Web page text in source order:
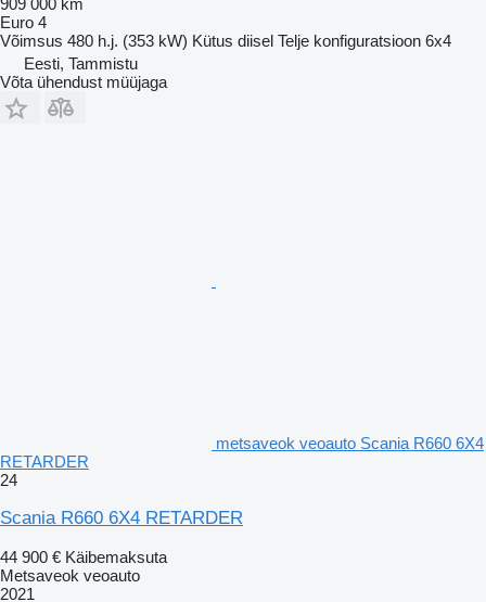
Euro 4
Võimsus 480 h.j. (353 kW) Kütus diisel Telje konfiguratsioon 6x4
Eesti, Tammistu
Võta ühendust müüjaga
metsaveok veoauto Scania R660 6X4
RETARDER
24
Scania R660 6X4 RETARDER
44 900 € Käibemaksuta
Metsaveok veoauto
2021